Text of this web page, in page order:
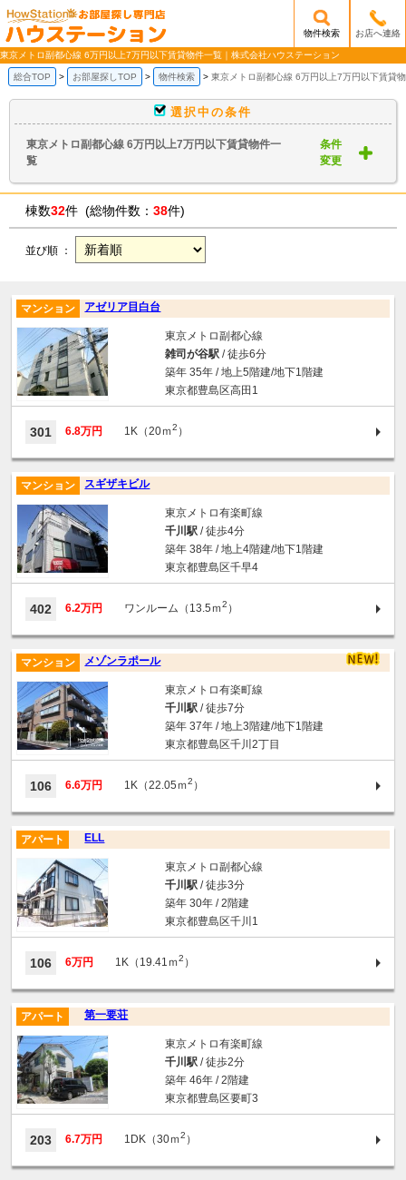
/mobile_img/head-logo.png
物件検索 お店へ連絡
東京メトロ副都心線 6万円以上7万円以下賃貸物件一覧｜株式会社ハウステーション
総合TOP お部屋探しTOP 物件検索 東京メトロ副都心線 6万円以上7万円以下賃貸
選択中の条件
東京メトロ副都心線 6万円以上7万円以下賃貸物件一
覧
条件
変更
棟数32件 (総物件数： 38件)
並び順 ：
アゼリア目白台
マンション
東京メトロ副都心線
雑司が谷駅/ 徒歩6分
築年 35年 / 地上5階建/地下1階建
東京都豊島区高田1
301 6.8万円 1K（20ｍ2 ）
スギザキビル
マンション
東京メトロ有楽町線
千川駅/ 徒歩4分
築年 38年 / 地上4階建/地下1階建
東京都豊島区千早4
402 6.2万円 ワンルーム（13.5ｍ2 ）
メゾンラポール
マンション
東京メトロ有楽町線
千川駅/ 徒歩7分
築年 37年 / 地上3階建/地下1階建
東京都豊島区千川2丁目
106 6.6万円 1K（22.05ｍ2 ）
ELL
アパート
東京メトロ副都心線
千川駅/ 徒歩3分
築年 30年 / 2階建
東京都豊島区千川1
106 6万円 1K（19.41ｍ2 ）
第一要荘
アパート
東京メトロ有楽町線
千川駅/ 徒歩2分
築年 46年 / 2階建
東京都豊島区要町3
203 6.7万円 1DK（30ｍ2 ）